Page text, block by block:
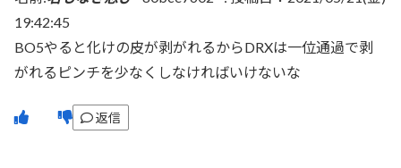
19:42:45
BO5やると化けの皮が剥がれるからDRXは一位通過で剥
がれるピンチを少なくしなければいけないな
返信